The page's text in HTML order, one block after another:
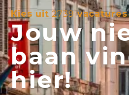
Kies uit2739vacatures
Jouw
baan
hier!